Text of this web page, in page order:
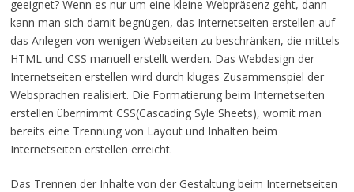
geeignet? Wenn es nur um eine kleine Webpräsenz geht, dann
kann man sich damit begnügen, das Internetseiten erstellen auf
das Anlegen von wenigen Webseiten zu beschränken, die mittels
HTML und CSS manuell erstellt werden. Das Webdesign der
Internetseiten erstellen wird durch kluges Zusammenspiel der
Websprachen realisiert. Die Formatierung beim Internetseiten
erstellen übernimmt CSS(Cascading Syle Sheets), womit man
bereits eine Trennung von Layout und Inhalten beim
Internetseiten erstellen erreicht.
Das Trennen der Inhalte von der Gestaltung beim Internetseiten